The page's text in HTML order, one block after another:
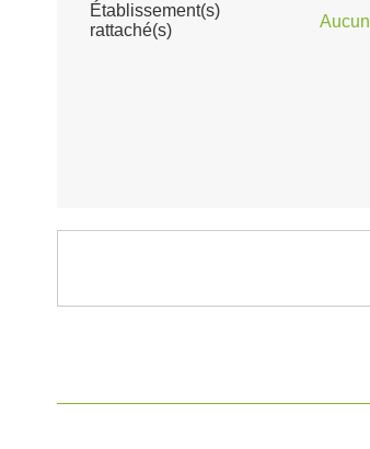
Établissement(s)
rattaché(s)
Aucun